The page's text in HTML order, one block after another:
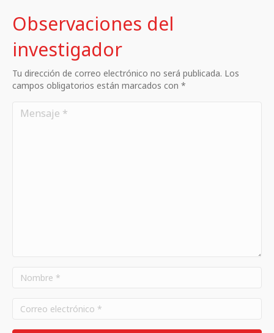
Observaciones del
investigador
Tu dirección de correo electrónico no será publicada. Los
campos obligatorios están marcados con *